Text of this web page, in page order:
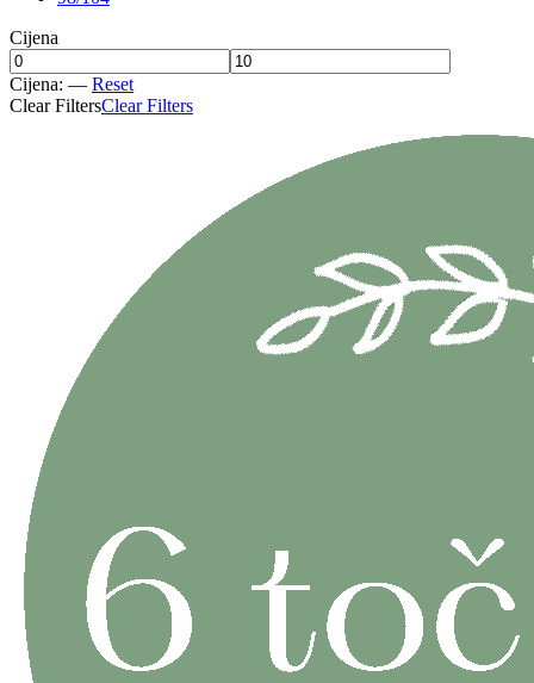
Cijena
Cijena: — Reset
Clear FiltersClear Filters